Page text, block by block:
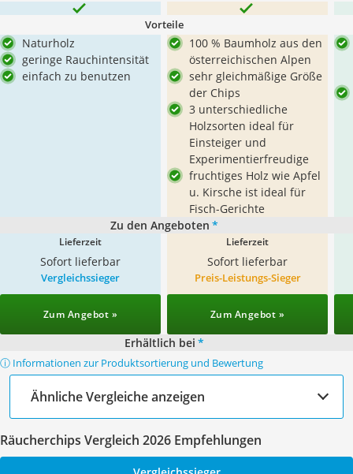
Vorteile
Naturholz
geringe Rauchintensität
einfach zu benutzen
100 % Baumholz aus den
österreichischen Alpen
sehr gleichmäßige Größe
der Chips
3 unterschiedliche
Holzsorten ideal für
Einsteiger und
Experimentierfreudige
fruchtiges Holz wie Apfel
u. Kirsche ist ideal für
Fisch-Gerichte
Zu den Angeboten *
Lieferzeit
Sofort lieferbar
Lieferzeit
Sofort lieferbar
Vergleichssieger
Zum Angebot »
Preis-Leistungs-Sieger
Zum Angebot »
Erhältlich bei *
ⓘ Informationen zur Produktsortierung und Bewertung
Ähnliche Vergleiche anzeigen
Räucherchips Vergleich 2026 Empfehlungen